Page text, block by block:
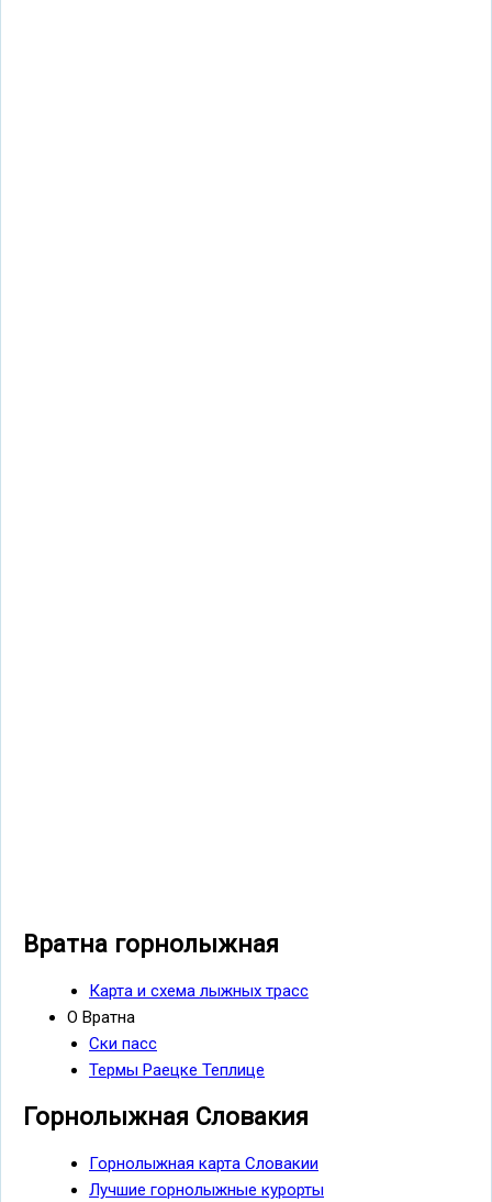
Вратна горнолыжная
Карта и схема лыжных трасс
О Вратна
Ски пасс
Термы Раецке Теплице
Горнолыжная Словакия
Горнолыжная карта Словакии
Лучшие горнолыжные курорты